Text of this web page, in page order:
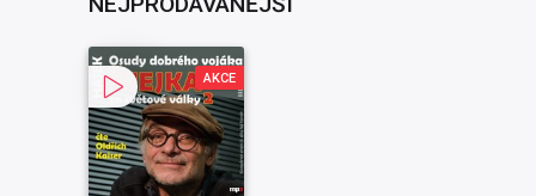
AKCE